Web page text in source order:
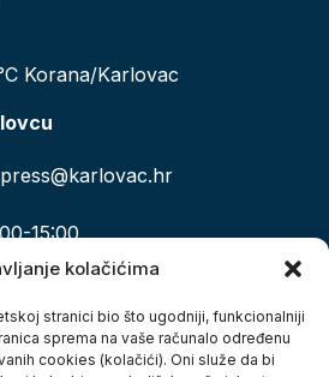
kolačićima
stranici bio što ugodniji, funkcionalniji
sprema na vaše računalo određenu
cookies (kolačići). Oni služe da bi
Korana/Karlovac
press@karlovac.hr
15:00